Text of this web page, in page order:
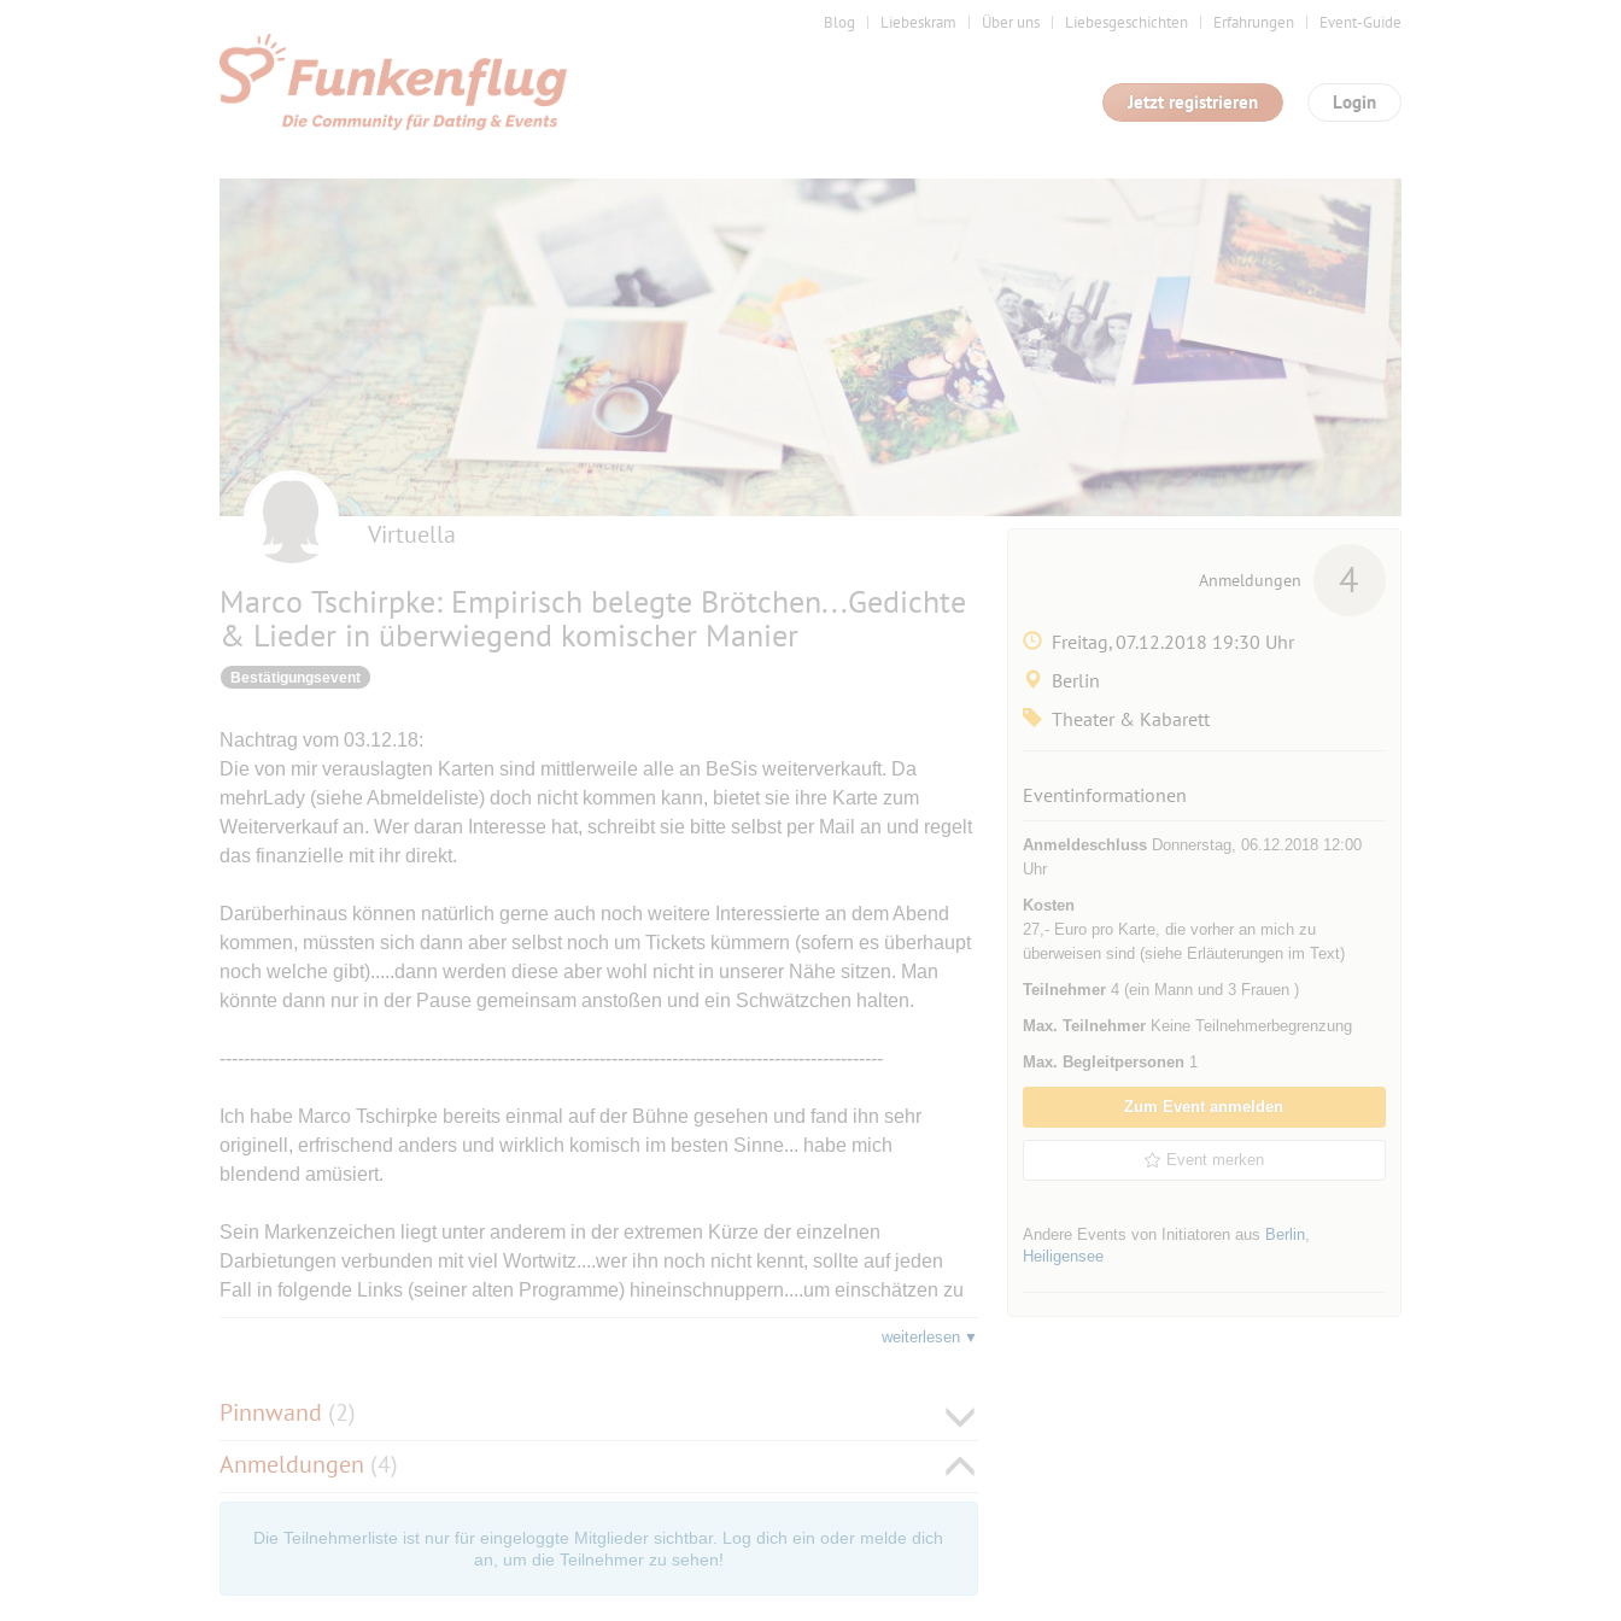
Blog Liebeskram Über uns Liebesgeschichten Erfahrungen Event-Guide
Login
Jetzt registrieren
Virtuella
Marco Tschirpke: Empirisch belegte Brötchen...Gedichte
& Lieder in überwiegend komischer Manier
Bestätigungsevent
Nachtrag vom 03.12.18:
Die von mir verauslagten Karten sind mittlerweile alle an BeSis weiterverkauft. Da
mehrLady (siehe Abmeldeliste) doch nicht kommen kann, bietet sie ihre Karte zum
Weiterverkauf an. Wer daran Interesse hat, schreibt sie bitte selbst per Mail an und regelt
das finanzielle mit ihr direkt.
Darüberhinaus können natürlich gerne auch noch weitere Interessierte an dem Abend
kommen, müssten sich dann aber selbst noch um Tickets kümmern (sofern es überhaupt
noch welche gibt).....dann werden diese aber wohl nicht in unserer Nähe sitzen. Man
könnte dann nur in der Pause gemeinsam anstoßen und ein Schwätzchen halten.
--------------------------------------------------------------------------------------------------------------
Ich habe Marco Tschirpke bereits einmal auf der Bühne gesehen und fand ihn sehr
originell, erfrischend anders und wirklich komisch im besten Sinne... habe mich
blendend amüsiert.
Sein Markenzeichen liegt unter anderem in der extremen Kürze der einzelnen
Darbietungen verbunden mit viel Wortwitz....wer ihn noch nicht kennt, sollte auf jeden
Fall in folgende Links (seiner alten Programme) hineinschnuppern....um einschätzen zu
Empirisch belegte Brötchen
weiterlesen
Pinnwand (2)
Anmeldungen (4)
Die Teilnehmerliste ist nur für eingeloggte Mitglieder sichtbar. Log dich ein oder melde dich
an, um die Teilnehmer zu sehen!
Anmeldungen 4
Freitag, 07.12.2018 19:30 Uhr
Berlin
Theater & Kabarett
Eventinformationen
AnmeldeschlussDonnerstag, 06.12.2018 12:00
Uhr
Kosten
27,- Euro pro Karte, die vorher an mich zu
überweisen sind (siehe Erläuterungen im Text)
Teilnehmer4 (ein Mann und 3 Frauen )
Max. TeilnehmerKeine Teilnehmerbegrenzung
Max. Begleitpersonen 1
Zum Event anmelden
Event merken
Andere Events von Initiatoren aus Berlin,
Heiligensee